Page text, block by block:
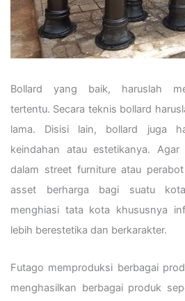
Bollard yang baik, haruslah
tertentu. Secara teknis bollard
lama. Disisi lain, bollard juga
keindahan atau estetikanya.
dalam street furniture atau
asset berharga bagi suatu
menghiasi tata kota khususnya
lebih berestetika dan berkarakter.
Futago memproduksi berbagai
menghasilkan berbagai produk